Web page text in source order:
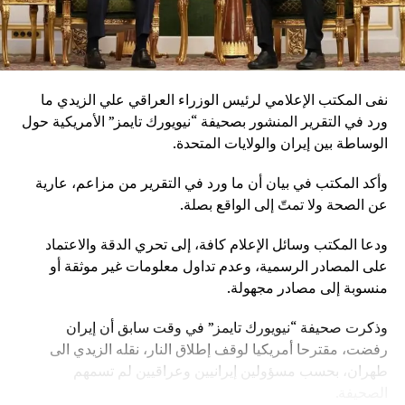
نفى المكتب الإعلامي لرئيس الوزراء العراقي علي الزيدي ما
ورد في التقرير المنشور بصحيفة “نيويورك تايمز” الأمريكية حول
الوساطة بين إيران والولايات المتحدة.
وأكد المكتب في بيان أن ما ورد في التقرير من مزاعم، عارية
عن الصحة ولا تمتّ إلى الواقع بصلة.
ودعا المكتب وسائل الإعلام كافة، إلى تحري الدقة والاعتماد
على المصادر الرسمية، وعدم تداول معلومات غير موثقة أو
منسوبة إلى مصادر مجهولة.
وذكرت صحيفة “نيويورك تايمز” في وقت سابق أن إيران
رفضت، مقترحا أمريكيا لوقف إطلاق النار، نقله الزيدي الى
طهران، بحسب مسؤولين إيرانيين وعراقيين لم تسمهم